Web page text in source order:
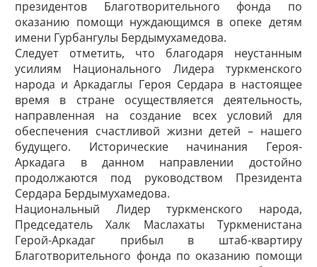
президентов Благотворительного фонда по
оказанию помощи нуждающимся в опеке детям
имени Гурбангулы Бердымухамедова.
Следует отметить, что благодаря неустанным
усилиям Национального ­Лидера туркменского
народа и ­Аркадаглы Героя Сердара в настоящее
время в стране осуществляется деятельность,
направленная на создание всех условий для
обеспечения счастливой жизни детей – нашего
будущего. Исторические начинания Героя-
Аркадага в данном направлении достойно
продолжаются под руководством Президента
Сердара Бердымухамедова.
Национальный Лидер туркменского народа,
Председатель Халк Маслахаты Туркменистана
Герой-Аркадаг прибыл в штаб-квартиру
Благотворительного фонда по оказанию помощи